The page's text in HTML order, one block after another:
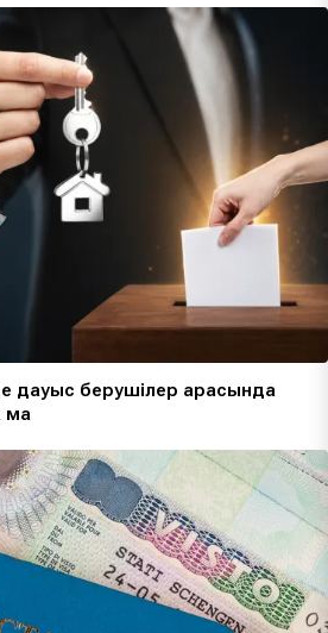
дауыс берушілер арасында
ма